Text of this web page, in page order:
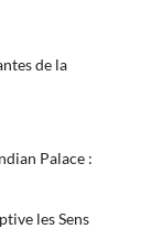
de la
Palace :
les Sens